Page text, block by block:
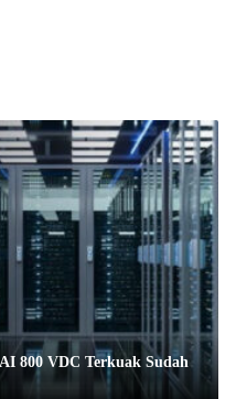
800 VDC Terkuak Sudah